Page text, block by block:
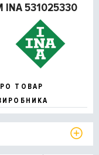
531025330
ТОВАР